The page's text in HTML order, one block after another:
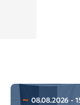
08.08.2026 -